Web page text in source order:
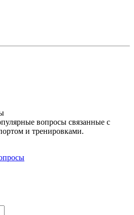
вопросы связанные с
и тренировками.